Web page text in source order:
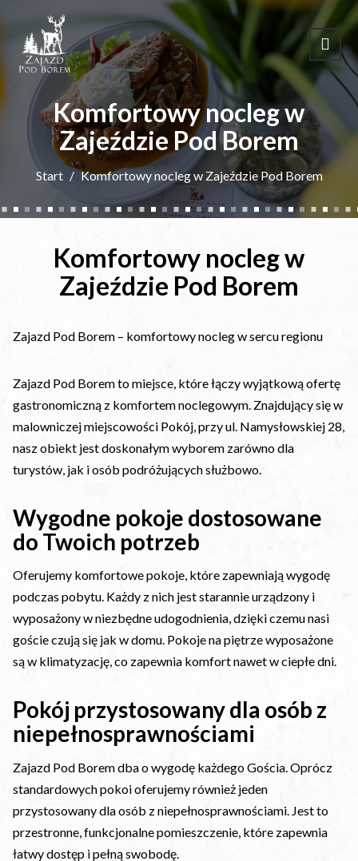
Komfortowy nocleg w
Zajeździe Pod Borem
Start Komfortowy nocleg w Zajeździe Pod Borem
Komfortowy nocleg w
Zajeździe Pod Borem
Zajazd Pod Borem – komfortowy nocleg w sercu regionu
Zajazd Pod Borem to miejsce, które łączy wyjątkową ofertę
gastronomiczną z komfortem noclegowym. Znajdujący się w
malowniczej miejscowości Pokój, przy ul. Namysłowskiej 28,
nasz obiekt jest doskonałym wyborem zarówno dla
turystów, jak i osób podróżujących służbowo.
Wygodne pokoje dostosowane
do Twoich potrzeb
Oferujemy komfortowe pokoje, które zapewniają wygodę
podczas pobytu. Każdy z nich jest starannie urządzony i
wyposażony w niezbędne udogodnienia, dzięki czemu nasi
goście czują się jak w domu. Pokoje na piętrze wyposażone
są w klimatyzację, co zapewnia komfort nawet w ciepłe dni.
Pokój przystosowany dla osób z
niepełnosprawnościami
Zajazd Pod Borem dba o wygodę każdego Gościa. Oprócz
standardowych pokoi oferujemy również jeden
przystosowany dla osób z niepełnosprawnościami. Jest to
przestronne, funkcjonalne pomieszczenie, które zapewnia
łatwy dostęp i pełną swobodę.